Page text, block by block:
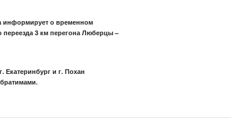
информирует о временном
3 км перегона Люберцы –
и г. Похан